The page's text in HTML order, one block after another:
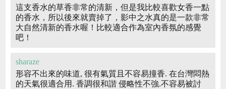
這支香水的草香非常的清新，但是我比較喜歡女香一點
的香水，所以後來就賣掉了，影中之水真的是一款非常
大自然清新的香水喔！比較適合作為室內香氛的感覺
吧！
sharaze
形容不出來的味道, 很有氣質且不容易撞香. 在台灣悶熱
的天氣很適合用. 香調很和諧 侵略性不強.不容易被討